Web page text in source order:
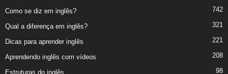
Como se diz em inglês? 742
Qual a diferença em inglês? 321
Dicas para aprender inglês 221
Aprendendo inglês com vídeos 208
Estruturas do inglês 98